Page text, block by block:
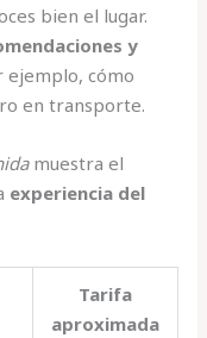
bien el lugar.
y
ejemplo, cómo
en transporte.
muestra el
experiencia del
Tarifa
aproximada